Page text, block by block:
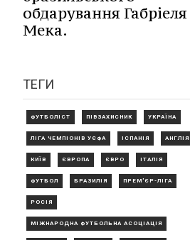
обдарування Габріеля
Мека.
ТЕГИ
ФУТБОЛІСТ ПІВЗАХИСНИК УКРАЇНА
ЛІГА ЧЕМПІОНІВ УЄФА ІСПАНІЯ АНГЛІЯ
КИЇВ ЄВРОПА ЄВРО ІТАЛІЯ
ФУТБОЛ БРАЗИЛІЯ ПРЕМ'ЄР-ЛІГА
РОСІЯ
МІЖНАРОДНА ФУТБОЛЬНА АСОЦІАЦІЯ